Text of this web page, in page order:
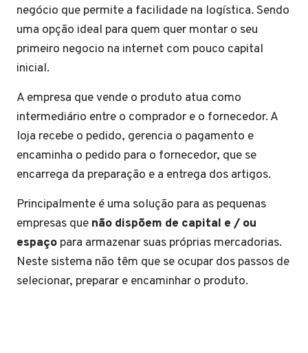
negócio que permite a facilidade na logística. Sendo
uma opção ideal para quem quer montar o seu
primeiro negocio na internet com pouco capital
inicial.
A empresa que vende o produto atua como
intermediário entre o comprador e o fornecedor. A
loja recebe o pedido, gerencia o pagamento e
encaminha o pedido para o fornecedor, que se
encarrega da preparação e a entrega dos artigos.
Principalmente é uma solução para as pequenas
empresas que não dispõem de capital e / ou
espaço para armazenar suas próprias mercadorias.
Neste sistema não têm que se ocupar dos passos de
selecionar, preparar e encaminhar o produto.